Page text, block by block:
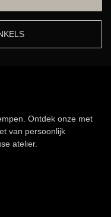
Ontdek onze met
van persoonlijk
atelier.